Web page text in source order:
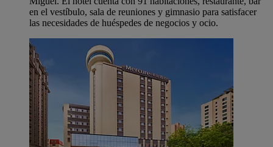
en el vestíbulo, sala de reuniones y gimnasio para satisfacer
las necesidades de huéspedes de negocios y ocio.